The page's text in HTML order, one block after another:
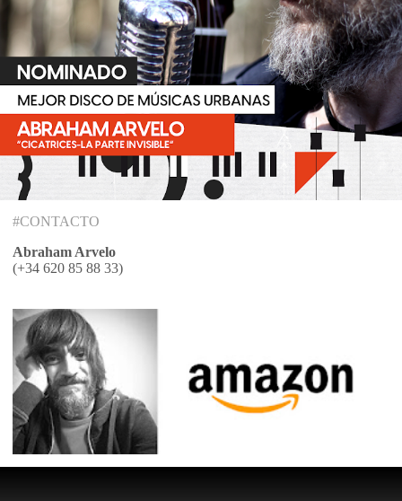
#CONTACTO
Abraham Arvelo
(+34 620 85 88 33)